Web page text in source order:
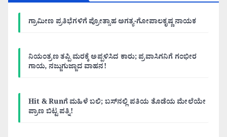
ಗ್ರಾಮೀಣ ಪ್ರತಿಭೆಗಳಿಗೆ ಪ್ರೋತ್ಸಾಹ ಅಗತ್ಯ-ಗೋಪಾಲಕೃಷ್ಣ ನಾಯಕ
ನಿಯಂತ್ರಣ ತಪ್ಪಿ ಮರಕ್ಕೆ ಅಪ್ಪಳಿಸಿದ ಕಾರು; ಪ್ರವಾಸಿಗನಿಗೆ ಗಂಭೀರ
ಗಾಯ, ನಜ್ಜುಗುಜ್ಜಾದ ವಾಹನ!
Hit & Runಗೆ ಮಹಿಳೆ ಬಲಿ; ಬಸ್‌ನಲ್ಲಿ ಪತಿಯ ತೊಡೆಯ ಮೇಲೆಯೇ
ಪ್ರಾಣ ಬಿಟ್ಟ ಪತ್ನಿ!